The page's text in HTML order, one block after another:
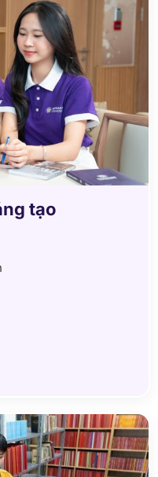
tạo